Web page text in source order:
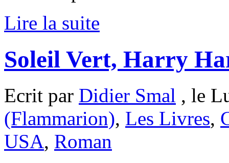
Lire la suite
Soleil Vert, Harry
Ecrit par Didier Smal , le
(Flammarion), Les Livres,
USA, Roman